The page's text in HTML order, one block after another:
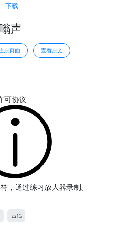
下载
声
原页面 查看原文
可协议
，通过练习放大器录制。
吉他